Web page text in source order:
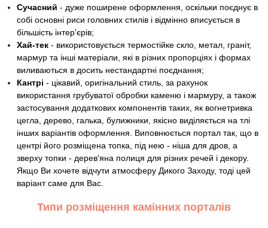
Сучасний - дуже поширене оформлення, оскільки поєднує в
собі основні риси головних стилів і відмінно вписується в
більшість інтер'єрів;
Хай-тек - використовується термостійке скло, метал, граніт,
мармур та інші матеріали, які в різних пропорціях і формах
виливаються в досить нестандартні поєднання;
Кантрі - цікавий, оригінальний стиль, за рахунок
використання грубуватої обробки каменю і мармуру, а також
застосування додаткових компонентів таких, як вогнетривка
цегла, дерево, галька, булижники, якісно виділяється на тлі
інших варіантів оформлення. Виповнюється портал так, що в
центрі його розміщена топка, під нею - ніша для дров, а
зверху топки - дерев'яна полиця для різних речей і декору.
Якщо Ви хочете відчути атмосферу Дикого Заходу, тоді цей
варіант саме для Вас.
Типи розміщення камінних порталів